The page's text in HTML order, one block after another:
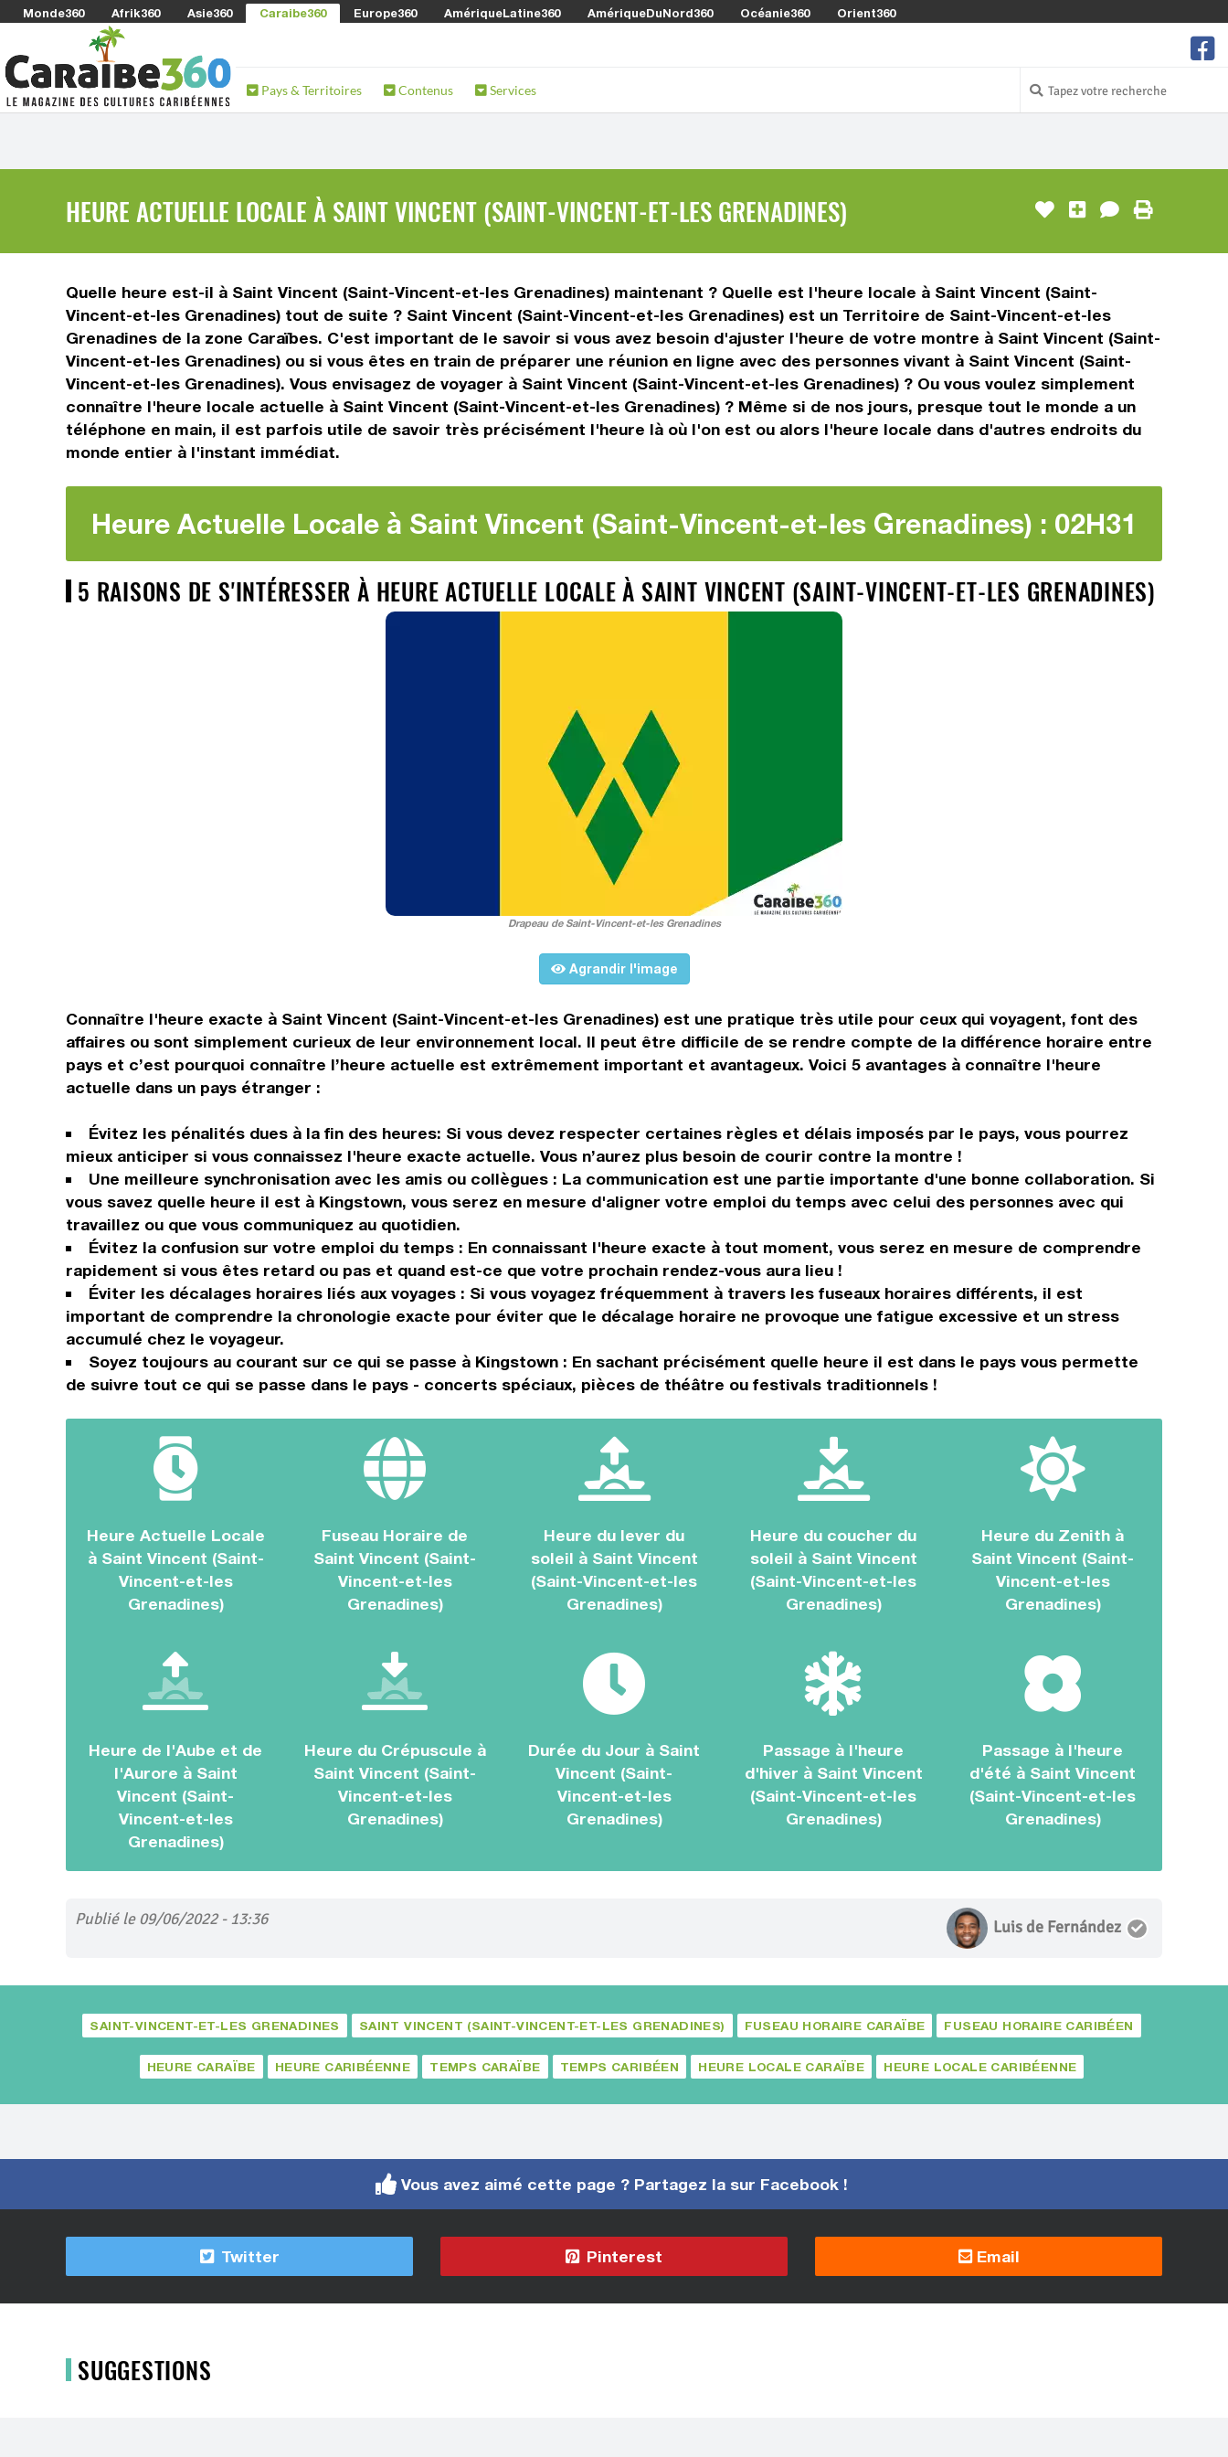
Monde360 Afrik360 Asie360 Caraibe360 Europe360 AmériqueLatine360 AmériqueDuNord360 Océanie360 Orient360
Pays & Territoires Contenus Services
HEURE ACTUELLE LOCALE À SAINT VINCENT (SAINT-VINCENT-ET-LES GRENADINES)
Quelle heure est-il à Saint Vincent (Saint-Vincent-et-les Grenadines) maintenant ? Quelle est l'heure locale à Saint Vincent (Saint-
Vincent-et-les Grenadines) tout de suite ? Saint Vincent (Saint-Vincent-et-les Grenadines) est un Territoire de Saint-Vincent-et-les
Grenadines de la zone Caraïbes. C'est important de le savoir si vous avez besoin d'ajuster l'heure de votre montre à Saint Vincent (Saint-
Vincent-et-les Grenadines) ou si vous êtes en train de préparer une réunion en ligne avec des personnes vivant à Saint Vincent (Saint-
Vincent-et-les Grenadines). Vous envisagez de voyager à Saint Vincent (Saint-Vincent-et-les Grenadines) ? Ou vous voulez simplement
connaître l'heure locale actuelle à Saint Vincent (Saint-Vincent-et-les Grenadines) ? Même si de nos jours, presque tout le monde a un
téléphone en main, il est parfois utile de savoir très précisément l'heure là où l'on est ou alors l'heure locale dans d'autres endroits du
monde entier à l'instant immédiat.
Heure Actuelle Locale à Saint Vincent (Saint-Vincent-et-les Grenadines) : 02H31
5 RAISONS DE S'INTÉRESSER À HEURE ACTUELLE LOCALE À SAINT VINCENT (SAINT-VINCENT-ET-LES GRENADINES)
Drapeau de Saint-Vincent-et-les Grenadines
Agrandir l'image
Connaître l'heure exacte à Saint Vincent (Saint-Vincent-et-les Grenadines) est une pratique très utile pour ceux qui voyagent, font des
affaires ou sont simplement curieux de leur environnement local. Il peut être difficile de se rendre compte de la différence horaire entre
pays et c’est pourquoi connaître l’heure actuelle est extrêmement important et avantageux. Voici 5 avantages à connaître l'heure
actuelle dans un pays étranger :
Évitez les pénalités dues à la fin des heures: Si vous devez respecter certaines règles et délais imposés par le pays, vous pourrez
mieux anticiper si vous connaissez l'heure exacte actuelle. Vous n’aurez plus besoin de courir contre la montre !
Une meilleure synchronisation avec les amis ou collègues : La communication est une partie importante d'une bonne collaboration. Si
vous savez quelle heure il est à Kingstown, vous serez en mesure d'aligner votre emploi du temps avec celui des personnes avec qui
travaillez ou que vous communiquez au quotidien.
Évitez la confusion sur votre emploi du temps : En connaissant l'heure exacte à tout moment, vous serez en mesure de comprendre
rapidement si vous êtes retard ou pas et quand est-ce que votre prochain rendez-vous aura lieu !
Éviter les décalages horaires liés aux voyages : Si vous voyagez fréquemment à travers les fuseaux horaires différents, il est
important de comprendre la chronologie exacte pour éviter que le décalage horaire ne provoque une fatigue excessive et un stress
accumulé chez le voyageur.
Soyez toujours au courant sur ce qui se passe à Kingstown : En sachant précisément quelle heure il est dans le pays vous permette
de suivre tout ce qui se passe dans le pays - concerts spéciaux, pièces de théâtre ou festivals traditionnels !
Heure Actuelle Locale
à Saint Vincent (Saint-
Vincent-et-les
Grenadines)
Fuseau Horaire de
Saint Vincent (Saint-
Vincent-et-les
Grenadines)
Heure du lever du
soleil à Saint Vincent
(Saint-Vincent-et-les
Grenadines)
Heure du coucher du
soleil à Saint Vincent
(Saint-Vincent-et-les
Grenadines)
Heure du Zenith à
Saint Vincent (Saint-
Vincent-et-les
Grenadines)
Heure de l'Aube et de
l'Aurore à Saint
Vincent (Saint-
Vincent-et-les
Grenadines)
Heure du Crépuscule à
Saint Vincent (Saint-
Vincent-et-les
Grenadines)
Durée du Jour à Saint
Vincent (Saint-
Vincent-et-les
Grenadines)
Passage à l'heure
d'hiver à Saint Vincent
(Saint-Vincent-et-les
Grenadines)
Passage à l'heure
d'été à Saint Vincent
(Saint-Vincent-et-les
Grenadines)
Publié le 09/06/2022 - 13:36 Luis de Fernández
SAINT-VINCENT-ET-LES GRENADINES SAINT VINCENT (SAINT-VINCENT-ET-LES GRENADINES) FUSEAU HORAIRE CARAÏBE FUSEAU HORAIRE CARIBÉEN
HEURE CARAÏBE HEURE CARIBÉENNE TEMPS CARAÏBE TEMPS CARIBÉEN HEURE LOCALE CARAÏBE HEURE LOCALE CARIBÉENNE
Vous avez aimé cette page ? Partagez la sur Facebook !
Twitter Pinterest Email
SUGGESTIONS